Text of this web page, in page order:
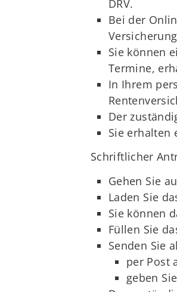
DRV.
Bei der
Sie können
Termine,
In Ihrem
Der
Sie erhalten
Schriftlicher
Gehen Sie
Laden Sie
Sie können
Füllen Sie
Senden Sie
per Post
geben